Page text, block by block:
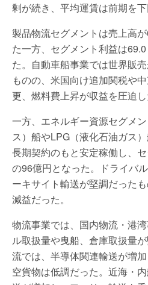
剰が続き、平均運賃は前期を下
製品物流セグメントは売上高
た一方、セグメント利益は
た。自動車船事業では世界販
ものの、米国向け追加関税や
更、燃料費上昇が収益を圧迫し
一方、エネルギー資源セグメ
ス）船やLPG（液化石油ガス
長期契約のもと安定稼働し、
の96億円となった。ドライバ
ーキサイト輸送が堅調だった
減益だった。
物流事業では、国内物流・港
ル取扱量や曳船、倉庫取扱量
流では、半導体関連輸送が増
空貨物は低調だった。近海・